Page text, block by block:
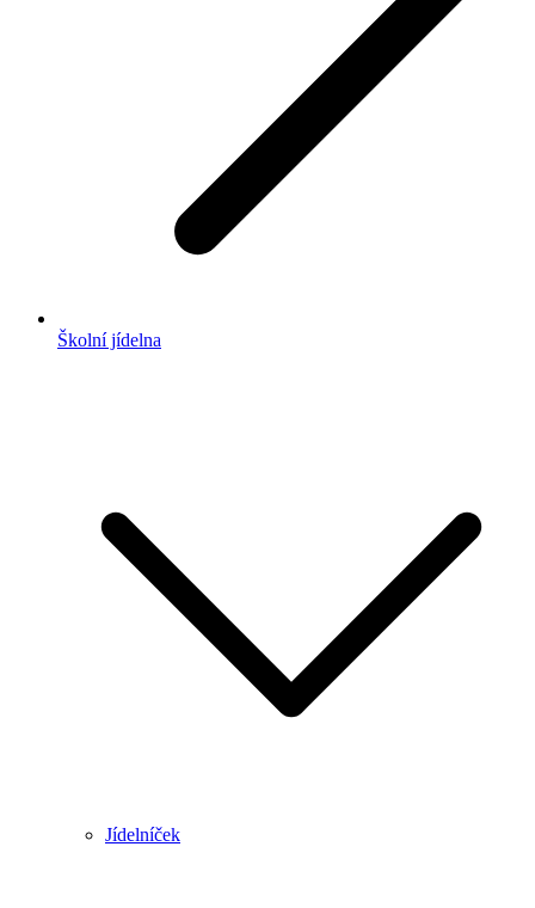
Školní jídelna
Jídelníček